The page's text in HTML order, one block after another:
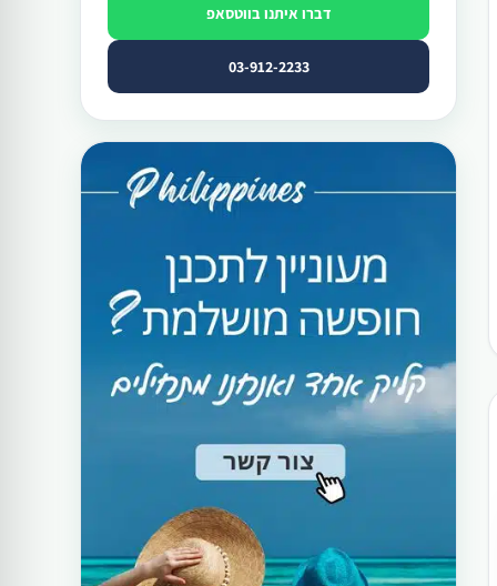
דברו איתנו בווטסאפ
03-912-2233